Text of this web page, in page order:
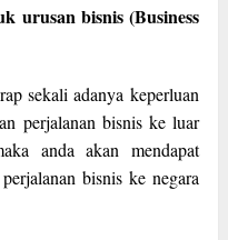
urusan bisnis (Business
sekali adanya keperluan
perjalanan bisnis ke luar
anda akan mendapat
bisnis ke negara